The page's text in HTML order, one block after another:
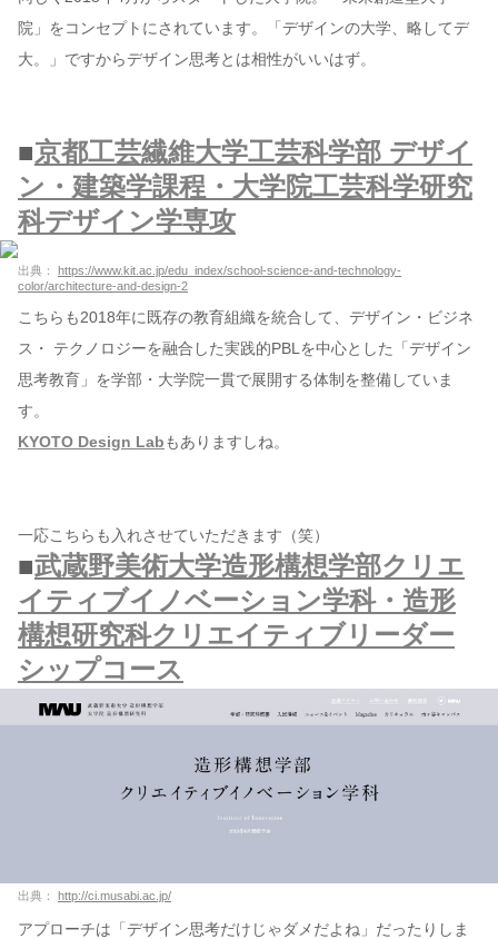
院」をコンセプトにされています。「デザインの大学、略してデ
大。」ですからデザイン思考とは相性がいいはず。
■京都工芸繊維大学工芸科学部 デザイ
ン・建築学課程・大学院工芸科学研究
科デザイン学専攻
出典：
https://www.kit.ac.jp/edu_index/school-science-and-technology-
color/architecture-and-design-2
こちらも2018年に既存の教育組織を統合して、デザイン・ビジネ
ス・ テクノロジーを融合した実践的PBLを中心とした「デザイン
思考教育」を学部・大学院一貫で展開する体制を整備していま
す。
KYOTO Design Labもありますしね。
一応こちらも入れさせていただきます（笑）
■武蔵野美術大学造形構想学部クリエ
イティブイノベーション学科・造形
構想研究科クリエイティブリーダー
シップコース
出典： http://ci.musabi.ac.jp/
アプローチは「デザイン思考だけじゃダメだよね」だったりしま